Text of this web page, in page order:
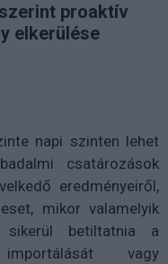
proaktív
elkerülése
napi szinten lehet
csatározások
eredményeiről,
mikor valamelyik
betiltatnia a
vagy